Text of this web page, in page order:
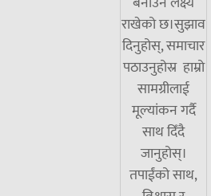
राखेको छ।सुझाव
दिनुहोस्, समाचार
पठाउनुहोस्र हाम्रो
सामग्रीलाई
मूल्यांकन गर्दै
साथ दिँदै
जानुहोस्।
तपाईंको साथ,